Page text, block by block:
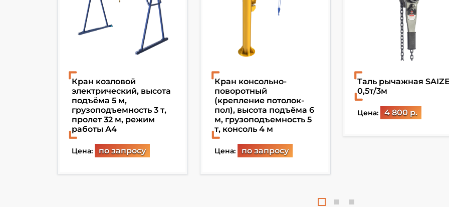
Кран козловой
электрический, высота
подъёма 5 м,
грузоподъемность 3 т,
пролет 32 м, режим
работы А4
Цена: по запросу
Кран консольно-
поворотный
(крепление потолок-
пол), высота подъёма 6
м, грузоподъемность 5
т, консоль 4 м
Цена: по запросу
Таль рычажная
0,5т/3м
Цена: 4 800 р.